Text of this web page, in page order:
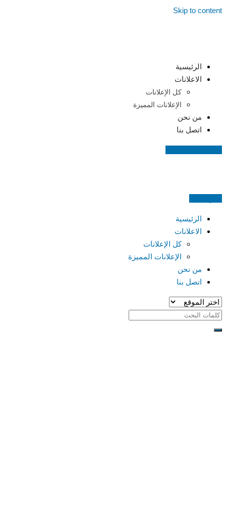
Skip to content
الرئيسية
الاعلانات
كل الإعلانات
الإعلانات المميزة
من نحن
اتصل بنا
الرئيسية
الاعلانات
كل الإعلانات
الإعلانات المميزة
من نحن
اتصل بنا